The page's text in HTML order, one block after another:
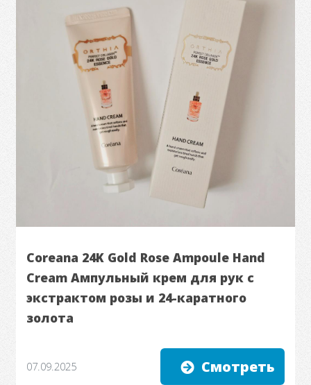
Coreana 24K Gold Rose Ampoule Hand
Cream Ампульный крем для рук с
экстрактом розы и 24-каратного
золота
07.09.2025 Смотреть